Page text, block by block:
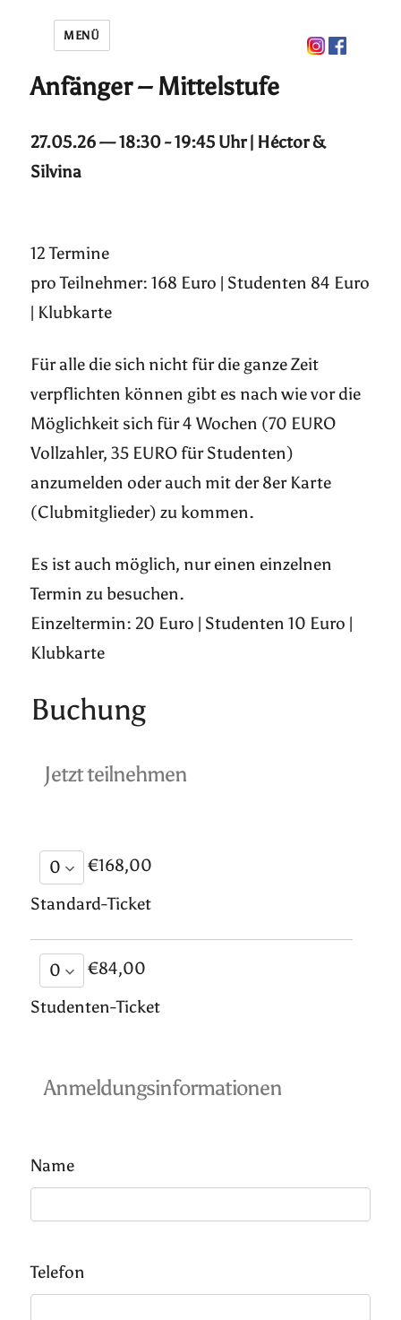
MENÜ
Anfänger – Mittelstufe
27.05.26 — 18:30 - 19:45 Uhr | Héctor &
Silvina
12 Termine
pro Teilnehmer: 168 Euro | Studenten 84 Euro
| Klubkarte
Für alle die sich nicht für die ganze Zeit
verpflichten können gibt es nach wie vor die
Möglichkeit sich für 4 Wochen (70 EURO
Vollzahler, 35 EURO für Studenten)
anzumelden oder auch mit der 8er Karte
(Clubmitglieder) zu kommen.
Es ist auch möglich, nur einen einzelnen
Termin zu besuchen.
Einzeltermin: 20 Euro | Studenten 10 Euro |
Klubkarte
Buchung
Jetzt teilnehmen
€168,00
Standard-Ticket
€84,00
Studenten-Ticket
Anmeldungsinformationen
Name
Telefon